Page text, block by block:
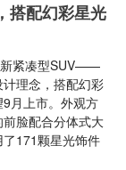
搭配幻彩星光
新紧凑型SUV——
理念，搭配幻彩
月上市。外观方
脸配合分体式大
171颗星光饰件